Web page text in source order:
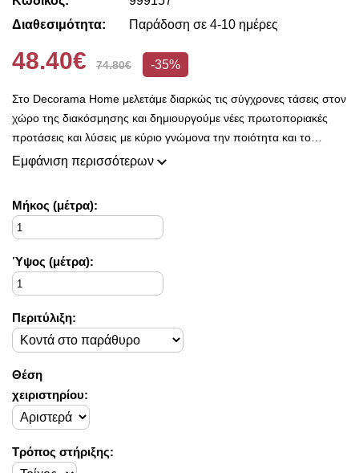
Διαθεσιμότητα:
Παράδοση σε 4-10 ημέρες
48.40€ 74.80€ -35%
Στο Decorama Home μελετάμε διαρκώς τις σύγχρονες τάσεις στον
χώρο της διακόσμησης και δημιουργούμε νέες πρωτοποριακές
προτάσεις και λύσεις με κύριο γνώμονα την ποιότητα και το
ασύγκριτο design, προκειμένου να είμαστε πάντοτε σε θέση να
φρέσκες ιδέες διακόσμησης, που ικανοποιούν ακόμη και τους πιο
απαιτητικούς!
Στο Decorama Home έχουμε ως στόχο να χαρίσουμε χρώμα και
ασύγκριτο στυλ στο προσωπικό σας χώρο και να τον αναδείξουμε
με τον πιο όμορφο τρόπο!
Εμφάνιση περισσότερων
Mήκος (μέτρα):
Ύψος (μέτρα):
Περιτύλιξη:
Θέση
χειριστηρίου:
Τρόπος στήριξης: